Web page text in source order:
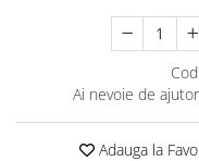
Tricouri de lucru
Saboti medicali
ACCESORII
Noutati
Ai nevoie de
Adauga la